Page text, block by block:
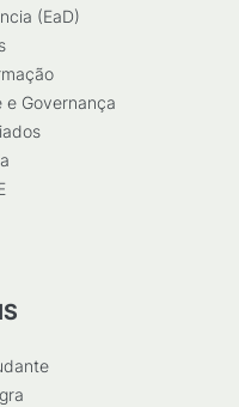
(EaD)
Governança